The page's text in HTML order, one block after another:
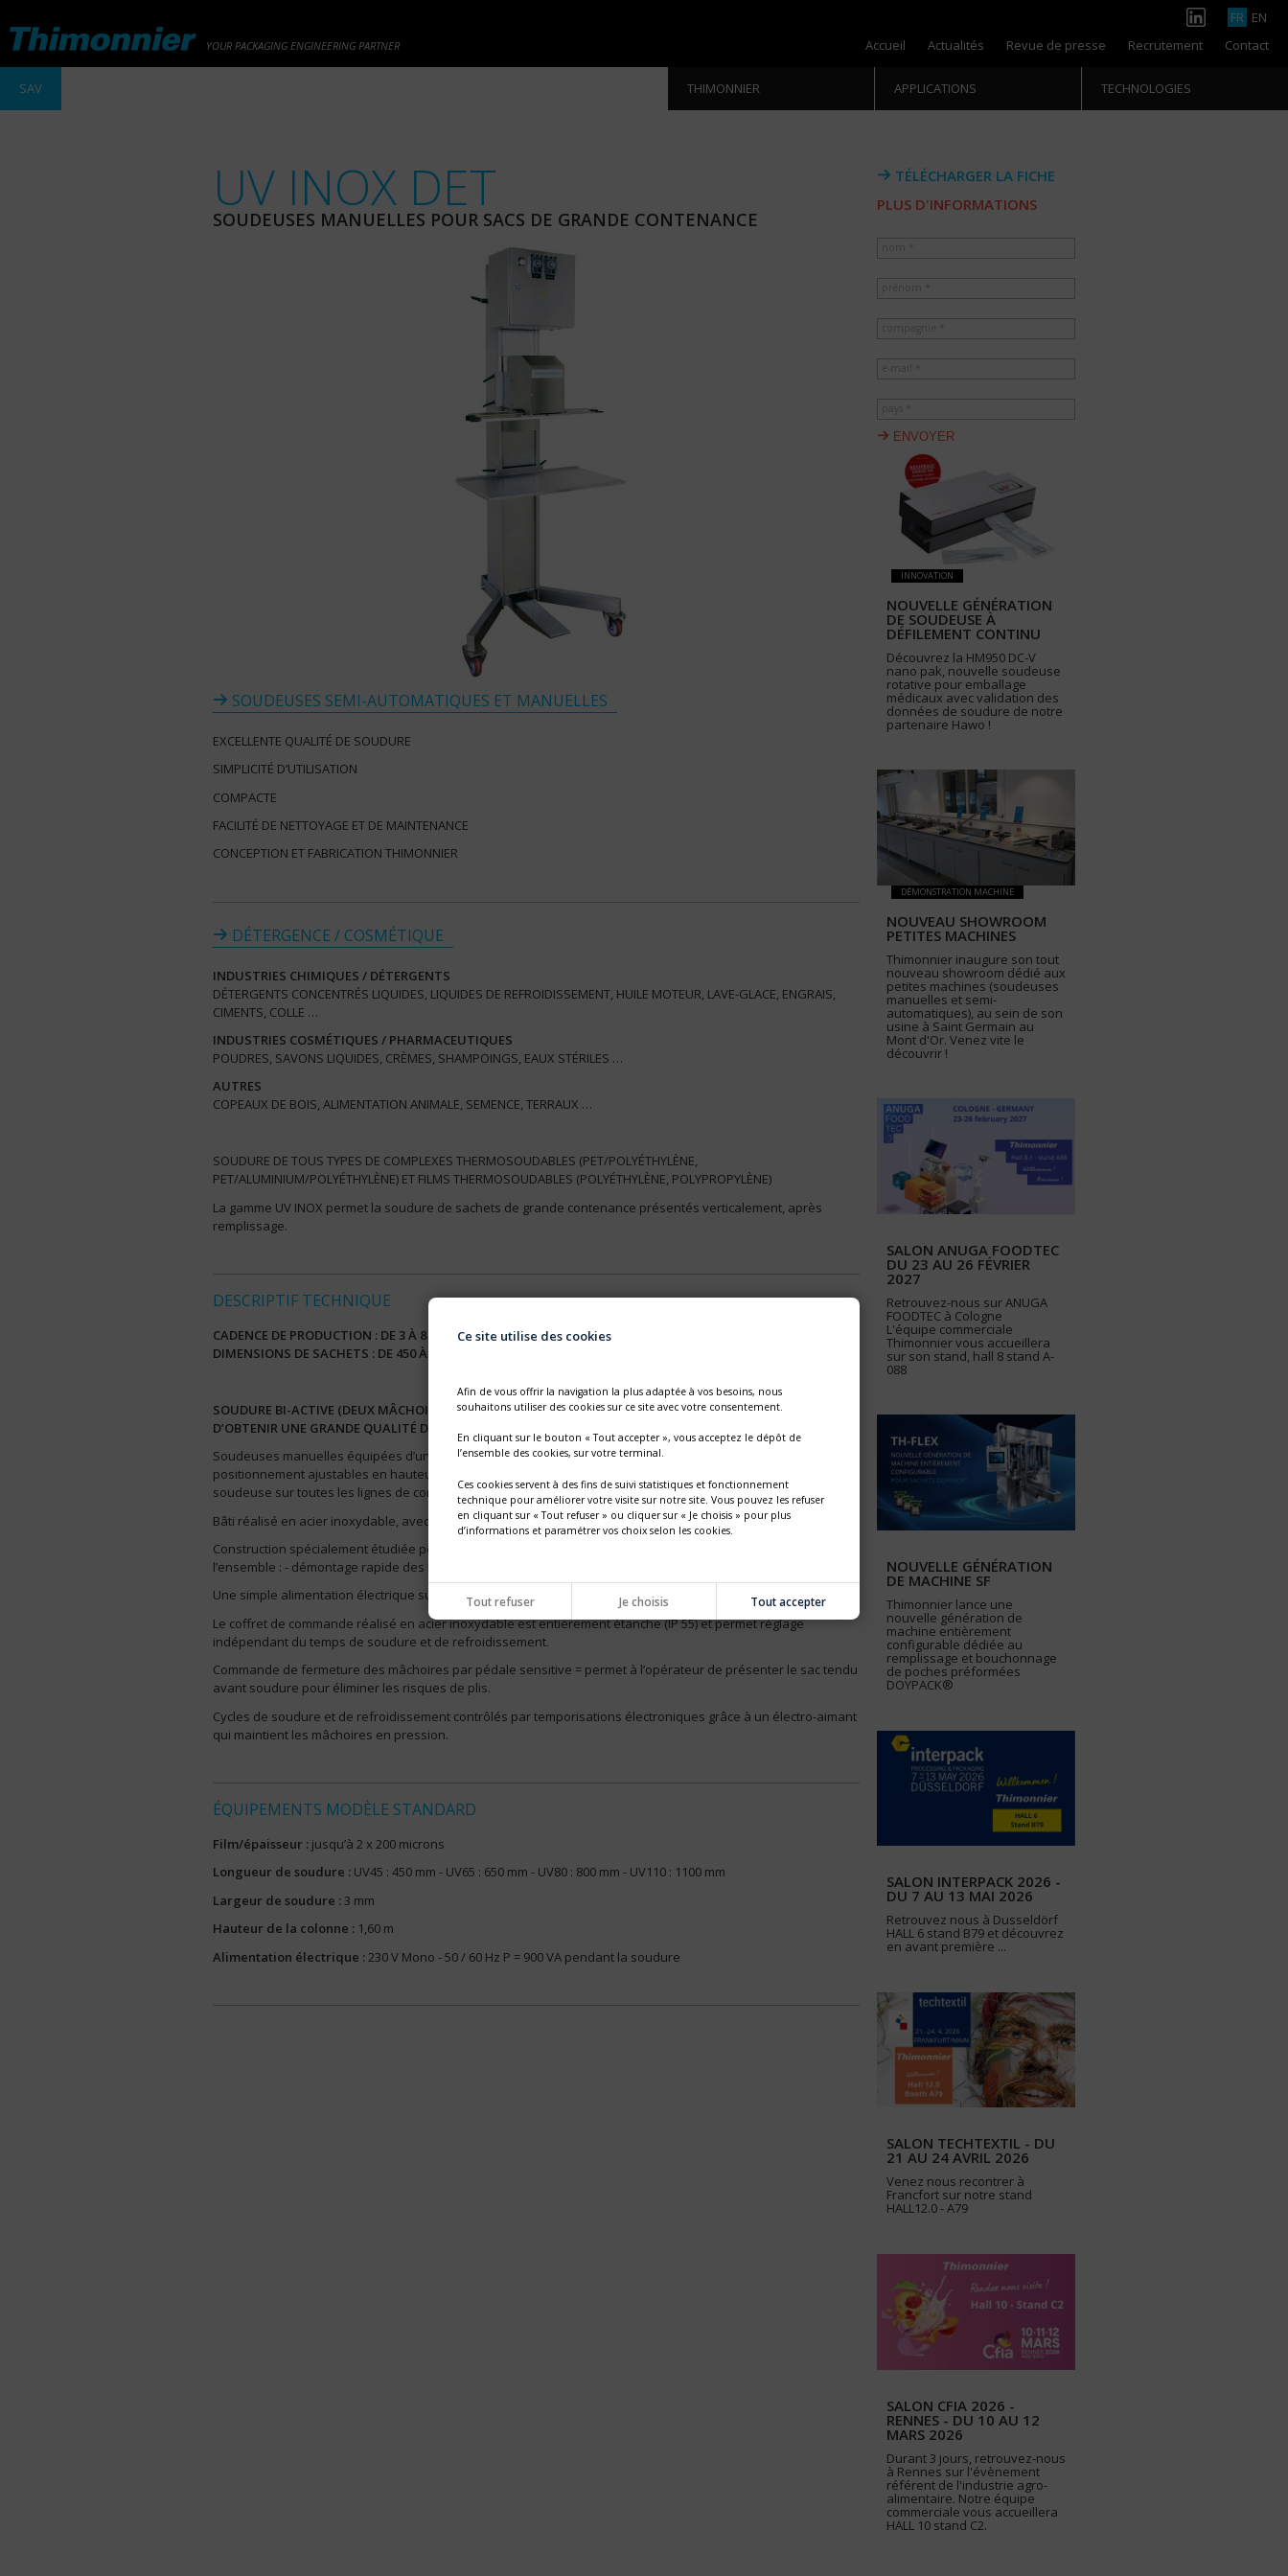
FR EN
YOUR PACKAGING ENGINEERING PARTNER Accueil Actualités Revue de presse Recrutement Contact
SAV THIMONNIER APPLICATIONS TECHNOLOGIES
UV INOX DET
SOUDEUSES MANUELLES POUR SACS DE GRANDE CONTENANCE
SOUDEUSES SEMI-AUTOMATIQUES ET MANUELLES
EXCELLENTE QUALITÉ DE SOUDURE
SIMPLICITÉ D’UTILISATION
COMPACTE
FACILITÉ DE NETTOYAGE ET DE MAINTENANCE
CONCEPTION ET FABRICATION THIMONNIER
DÉTERGENCE / COSMÉTIQUE
INDUSTRIES CHIMIQUES / DÉTERGENTS
DÉTERGENTS CONCENTRÉS LIQUIDES, LIQUIDES DE REFROIDISSEMENT, HUILE MOTEUR, LAVE-GLACE, ENGRAIS,
CIMENTS, COLLE …
INDUSTRIES COSMÉTIQUES / PHARMACEUTIQUES
POUDRES, SAVONS LIQUIDES, CRÈMES, SHAMPOINGS, EAUX STÉRILES …
AUTRES
COPEAUX DE BOIS, ALIMENTATION ANIMALE, SEMENCE, TERRAUX …
SOUDURE DE TOUS TYPES DE COMPLEXES THERMOSOUDABLES (PET/POLYÉTHYLÈNE,
PET/ALUMINIUM/POLYÉTHYLÈNE) ET FILMS THERMOSOUDABLES (POLYÉTHYLÈNE, POLYPROPYLÈNE)
La gamme UV INOX permet la soudure de sachets de grande contenance présentés verticalement, après
remplissage.
DESCRIPTIF TECHNIQUE
CADENCE DE PRODUCTION : DE 3 À 8 SACHETS/MIN
DIMENSIONS DE SACHETS : DE 450 À 1 100 MM
SOUDURE BI-ACTIVE (DEUX MÂCHOIRES CHAUFFANTES) PAR IMPULSION DE CHALEUR QUI PERMET
D’OBTENIR UNE GRANDE QUALITÉ DE FERMETURE.
Soudeuses manuelles équipées d’une colonne d’1,60 m avec mâchoires de soudure et tablette de
positionnement ajustables en hauteur en fonction de la dimension des sachets = permet d’intégrer la
soudeuse sur toutes les lignes de conditionnement
Bâti réalisé en acier inoxydable, avec 3 roues permettant de déplacer la soudeuse en fonction des besoins
Construction spécialement étudiée pour faciliter l’entretien et permettre le nettoyage au jet d’eau de
l’ensemble : - démontage rapide des mâchoires de soudure, - suppression des zones de rétention.
Une simple alimentation électrique suffit (pas d’air comprimé)
Le coffret de commande réalisé en acier inoxydable est entièrement étanche (IP 55) et permet réglage
indépendant du temps de soudure et de refroidissement.
Commande de fermeture des mâchoires par pédale sensitive = permet à l’opérateur de présenter le sac tendu
avant soudure pour éliminer les risques de plis.
Cycles de soudure et de refroidissement contrôlés par temporisations électroniques grâce à un électro-aimant
qui maintient les mâchoires en pression.
ÉQUIPEMENTS MODÈLE STANDARD
Film/épaisseur : jusqu’à 2 x 200 microns
Longueur de soudure : UV45 : 450 mm - UV65 : 650 mm - UV80 : 800 mm - UV110 : 1100 mm
Largeur de soudure :3 mm
Hauteur de la colonne : 1,60 m
Alimentation électrique : 230 V Mono - 50 / 60 Hz P = 900 VA pendant la soudure
TÉLÉCHARGER LA FICHE
PLUS D'INFORMATIONS
ENVOYER
INNOVATION
NOUVELLE GÉNÉRATION
DE SOUDEUSE À
DÉFILEMENT CONTINU
Découvrez la HM950 DC-V
nano pak, nouvelle soudeuse
rotative pour emballage
médicaux avec validation des
données de soudure de notre
partenaire Hawo !
DÉMONSTRATION MACHINE
NOUVEAU SHOWROOM
PETITES MACHINES
Thimonnier inaugure son tout
nouveau showroom dédié aux
petites machines (soudeuses
manuelles et semi-
automatiques), au sein de son
usine à Saint Germain au
Mont d'Or. Venez vite le
découvrir !
SALON ANUGA FOODTEC
DU 23 AU 26 FÉVRIER
2027
Retrouvez-nous sur ANUGA
FOODTEC à Cologne
L'équipe commerciale
Thimonnier vous accueillera
sur son stand, hall 8 stand A-
088
NOUVELLE GÉNÉRATION
DE MACHINE SF
Thimonnier lance une
nouvelle génération de
machine entièrement
configurable dédiée au
remplissage et bouchonnage
de poches préformées
DOYPACK®
SALON INTERPACK 2026 -
DU 7 AU 13 MAI 2026
Retrouvez nous à Dusseldörf
HALL 6 stand B79 et découvrez
en avant première ...
SALON TECHTEXTIL - DU
21 AU 24 AVRIL 2026
Venez nous recontrer à
Francfort sur notre stand
HALL12.0 - A79
SALON CFIA 2026 -
RENNES - DU 10 AU 12
MARS 2026
Durant 3 jours, retrouvez-nous
à Rennes sur l'évènement
référent de l'industrie agro-
alimentaire. Notre équipe
commerciale vous accueillera
HALL 10 stand C2.
Ce site utilise des cookies
Afin de vous offrir la navigation la plus adaptée à vos besoins, nous
souhaitons utiliser des cookies sur ce site avec votre consentement.
En cliquant sur le bouton « Tout accepter », vous acceptez le dépôt de
l’ensemble des cookies, sur votre terminal.
Ces cookies servent à des fins de suivi statistiques et fonctionnement
technique pour améliorer votre visite sur notre site. Vous pouvez les refuser
en cliquant sur « Tout refuser » ou cliquer sur « Je choisis » pour plus
d’informations et paramétrer vos choix selon les cookies.
Tout refuser Je choisis Tout accepter